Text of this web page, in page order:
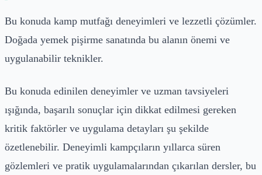
Bu konuda kamp mutfağı deneyimleri ve lezzetli çözümler.
Doğada yemek pişirme sanatında bu alanın önemi ve
uygulanabilir teknikler.
Bu konuda edinilen deneyimler ve uzman tavsiyeleri
ışığında, başarılı sonuçlar için dikkat edilmesi gereken
kritik faktörler ve uygulama detayları şu şekilde
özetlenebilir. Deneyimli kampçıların yıllarca süren
gözlemleri ve pratik uygulamalarından çıkarılan dersler, bu